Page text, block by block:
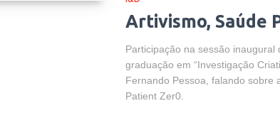
Artivismo, Saúde
Participação na sessão
graduação em “Investigação
Fernando Pessoa, falando sobre
Patient Zer0.